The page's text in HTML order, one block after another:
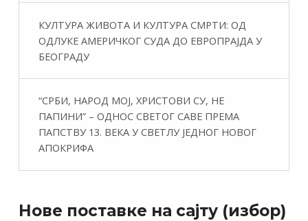
КУЛТУРА ЖИВОТА И КУЛТУРА СМРТИ: ОД
ОДЛУКЕ АМЕРИЧКОГ СУДА ДО ЕВРОПРАЈДА У
БЕОГРАДУ
“СРБИ, НАРОД МОЈ, ХРИСТОВИ СУ, НЕ
ПАПИНИ” – ОДНОС СВЕТОГ САВЕ ПРЕМА
ПАПСТВУ 13. ВЕКА У СВЕТЛУ ЈЕДНОГ НОВОГ
АПОКРИФА
Нове поставке на сајту (избор)